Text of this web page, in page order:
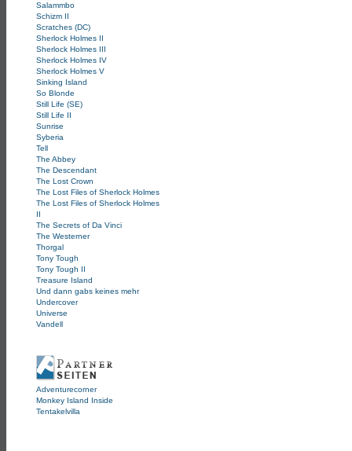
Salammbo
Schizm II
Scratches (DC)
Sherlock Holmes II
Sherlock Holmes III
Sherlock Holmes IV
Sherlock Holmes V
Sinking Island
So Blonde
Still Life (SE)
Still Life II
Sunrise
Syberia
Tell
The Abbey
The Descendant
The Lost Crown
The Lost Files of Sherlock Holmes
The Lost Files of Sherlock Holmes
II
The Secrets of Da Vinci
The Westerner
Thorgal
Tony Tough
Tony Tough II
Treasure Island
Und dann gabs keines mehr
Undercover
Universe
Vandell
Adventurecorner
Monkey Island Inside
Tentakelvilla